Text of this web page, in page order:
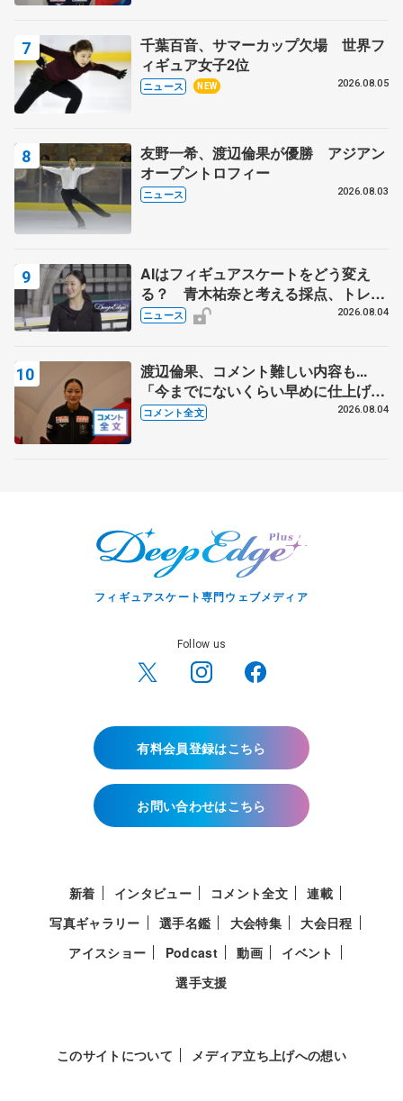
千葉百音、サマーカップ欠場 世界フ
ィギュア女子2位
ニュース NEW 2026.08.05
友野一希、渡辺倫果が優勝 アジアン
オープントロフィー
ニュース 2026.08.03
AIはフィギュアスケートをどう変え
る？ 青木祐奈と考える採点、トレー
ニングの未来
ニュース 2026.08.04
渡辺倫果、コメント難しい内容も...
「今までにないくらい早めに仕上げら
れている」 【アジアンオープントロ
コメント全文 2026.08.04
フィギュアスケート専門ウェブメディア
Follow us
有料会員登録はこちら
お問い合わせはこちら
新着 インタビュー コメント全文
連載
写真ギャラリー
選手名鑑 大会特集
大会日程
アイスショー
Podcast 動画
イベント
選手支援
このサイトについて メディア立ち上げへの想い